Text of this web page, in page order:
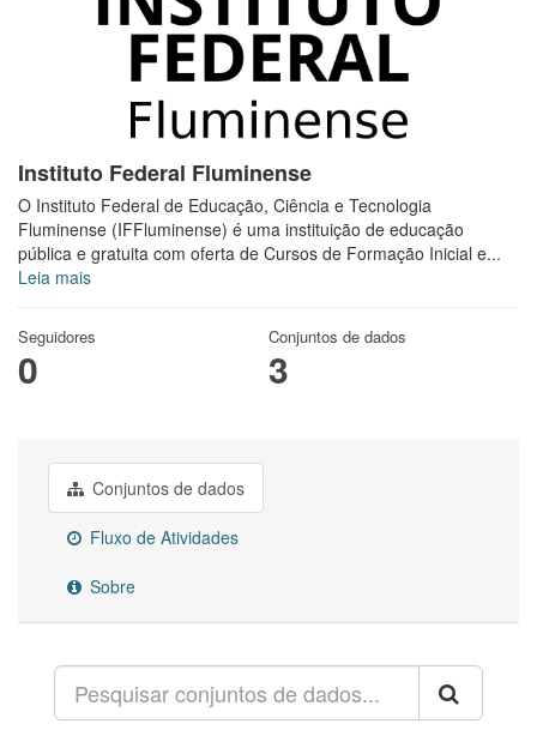
Instituto Federal Fluminense
O Instituto Federal de Educação, Ciência e Tecnologia
Fluminense (IFFluminense) é uma instituição de educação
pública e gratuita com oferta de Cursos de Formação Inicial e...
Leia mais
Seguidores
0
Conjuntos de dados
3
Conjuntos de dados
Fluxo de Atividades
Sobre